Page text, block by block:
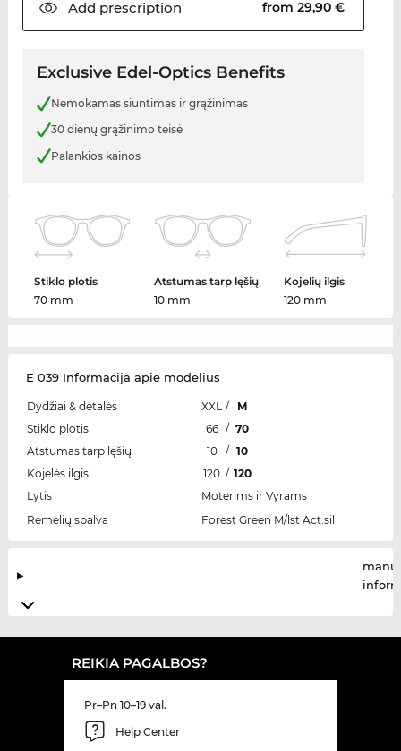
Add prescription from 29,90 €
Exclusive Edel-Optics Benefits
Nemokamas siuntimas ir grąžinimas
30 dienų grąžinimo teisė
Palankios kainos
Stiklo plotis
70 mm
Atstumas tarp lęšių
10 mm
Kojelių ilgis
120 mm
E 039 Informacija apie modelius
Dydžiai & detalės XXL /
M
Stiklo plotis
66 / 70
Atstumas tarp lęšių
10 / 10
Kojelės ilgis
120 / 120
Lytis
Moterims ir Vyrams
Rėmelių spalva
Forest Green M/lst Act.sil
REIKIA PAGALBOS?
Pr–Pn 10–19 val.
Help Center